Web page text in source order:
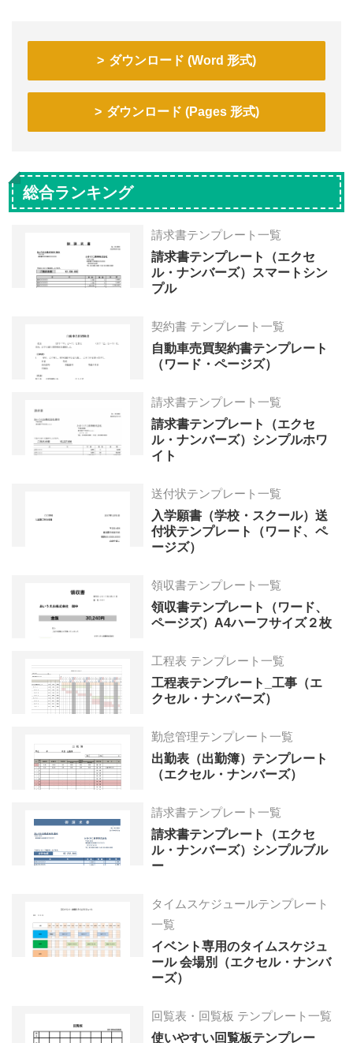
ダウンロード (Word 形式)
ダウンロード (Pages 形式)
総合ランキング
請求書テンプレート一覧
請求書テンプレート（エクセ
ル・ナンバーズ）スマートシン
プル
契約書 テンプレート一覧
自動車売買契約書テンプレート
（ワード・ページズ）
請求書テンプレート一覧
請求書テンプレート（エクセ
ル・ナンバーズ）シンプルホワ
イト
送付状テンプレート一覧
入学願書（学校・スクール）送
付状テンプレート（ワード、ペ
ージズ）
領収書テンプレート一覧
領収書テンプレート（ワード、
ページズ）A4ハーフサイズ２枚
工程表 テンプレート一覧
工程表テンプレート_工事（エ
クセル・ナンバーズ）
勤怠管理テンプレート一覧
出勤表（出勤簿）テンプレート
（エクセル・ナンバーズ）
請求書テンプレート一覧
請求書テンプレート（エクセ
ル・ナンバーズ）シンプルブル
ー
タイムスケジュールテンプレート
一覧
イベント専用のタイムスケジュ
ール 会場別（エクセル・ナンバ
ーズ）
回覧表・回覧板 テンプレート一覧
使いやすい回覧板テンプレー